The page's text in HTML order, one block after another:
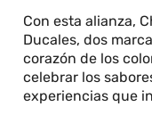
Con esta alianza,
Ducales, dos
corazón de los
celebrar los
experiencias que